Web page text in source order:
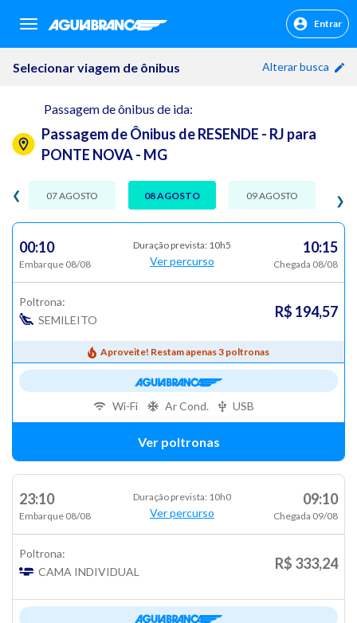
sr.header.toggle.navigation Entrar
Selecionar viagem de ônibus Alterar busca
Passagem de ônibus de ida:
Passagem de Ônibus de RESENDE - RJ para
PONTE NOVA - MG
❯
❮ 07 AGOSTO 08 AGOSTO 09 AGOSTO
00:10
Embarque 08/08
Duração prevista: 10h5
Ver percurso
10:15
Chegada 08/08
Poltrona:
SEMILEITO
R$ 194,57
Aproveite! Restam apenas 3 poltronas
Ver poltronas
Wi-Fi Ar Cond. USB
23:10
Embarque 08/08
Duração prevista: 10h0
Ver percurso
09:10
Chegada 09/08
Poltrona:
CAMA INDIVIDUAL
R$ 333,24